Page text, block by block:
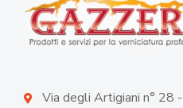
Via degli Artigiani n° 28